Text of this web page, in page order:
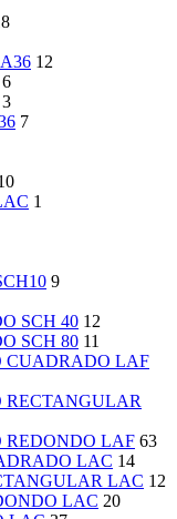
12
6
3
7
1
9
SCH 40 12
SCH 80 11
CUADRADO LAF
RECTANGULAR
REDONDO LAF 63
LAC 14
LAC 12
LAC 20